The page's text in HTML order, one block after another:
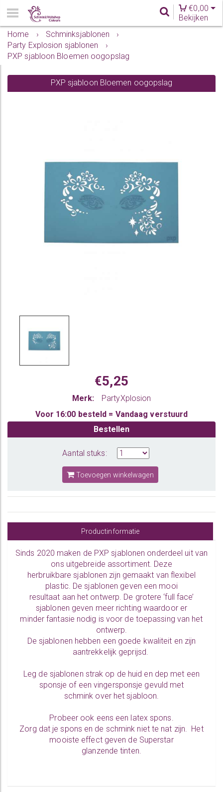
€0,00
Bekijken
Home
› Schminksjablonen
›
Party Explosion sjablonen
›
PXP sjabloon Bloemen oogopslag
PXP sjabloon Bloemen oogopslag
€5,25
Merk:
PartyXplosion
Voor 16:00 besteld = Vandaag verstuurd
Bestellen
Aantal stuks:
Toevoegen winkelwagen
Productinformatie
Sinds 2020 maken de PXP sjablonen onderdeel uit van
ons uitgebreide assortiment. Deze
herbruikbare sjablonen zijn gemaakt van flexibel
plastic. De sjablonen geven een mooi
resultaat aan het ontwerp. De grotere ‘full face’
sjablonen geven meer richting waardoor er
minder fantasie nodig is voor de toepassing van het
ontwerp.
De sjablonen hebben een goede kwaliteit en zijn
aantrekkelijk geprijsd.
Leg de sjablonen strak op de huid en dep met een
sponsje of een vingersponsje gevuld met
schmink over het sjabloon.
Probeer ook eens een latex spons.
Zorg dat je spons en de schmink niet te nat zijn. Het
mooiste effect geven de Superstar
glanzende tinten.